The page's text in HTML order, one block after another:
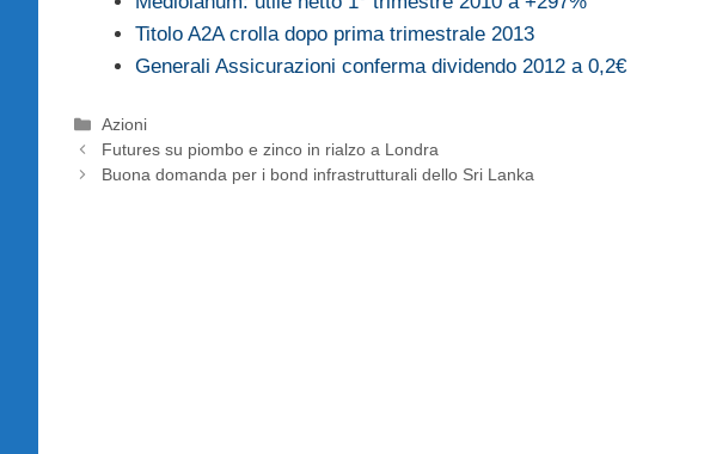
Titolo A2A crolla dopo prima trimestrale 2013
Generali Assicurazioni conferma dividendo 2012 a 0,2€
Categorie
Azioni
Futures su piombo e zinco in rialzo a Londra
Buona domanda per i bond infrastrutturali dello Sri Lanka